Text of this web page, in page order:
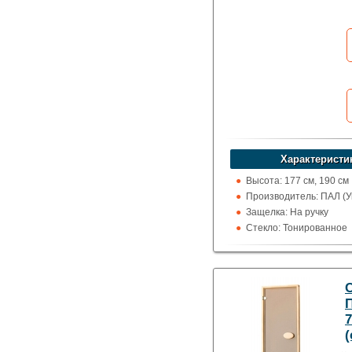
Высота: 177 см, 190 см
Производитель: ПАЛ
Защелка: На ручку
Стекло: Тонированное
Ширина: 70 см, 64 см